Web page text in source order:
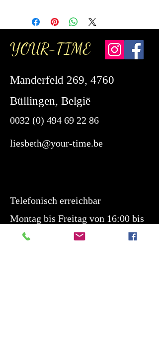
YOUR-TIME
0032 (0) 494 69 22 86
liesbeth@your-time.be
Telefonisch erreichbar
Montag bis Freitag von 16:00 bis
19:00 Uhr
Manderfeld 269, 4760
Büllingen, België